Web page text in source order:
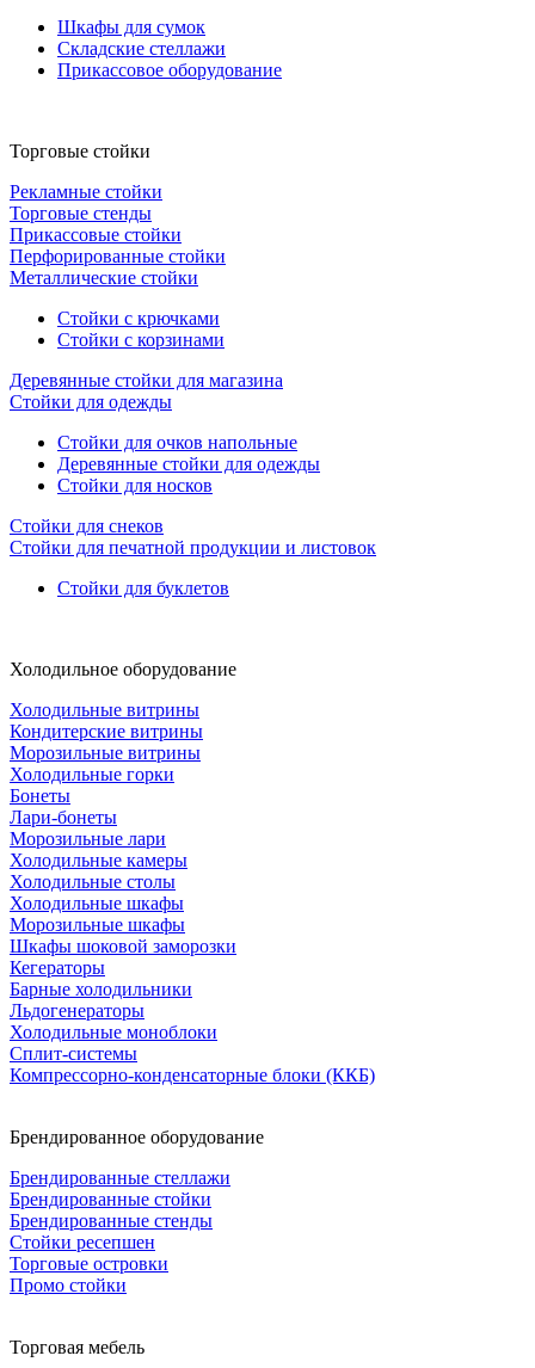
Шкафы для сумок
Складские стеллажи
Прикассовое оборудование
Торговые стойки
Рекламные стойки
Торговые стенды
Прикассовые стойки
Перфорированные стойки
Металлические стойки
Стойки с крючками
Стойки с корзинами
Деревянные стойки для магазина
Стойки для одежды
Стойки для очков напольные
Деревянные стойки для одежды
Стойки для носков
Стойки для снеков
Стойки для печатной продукции и листовок
Стойки для буклетов
Холодильное оборудование
Холодильные витрины
Кондитерские витрины
Морозильные витрины
Холодильные горки
Бонеты
Лари-бонеты
Морозильные лари
Холодильные камеры
Холодильные столы
Холодильные шкафы
Морозильные шкафы
Шкафы шоковой заморозки
Кегераторы
Барные холодильники
Льдогенераторы
Холодильные моноблоки
Сплит-системы
Компрессорно-конденсаторные блоки (ККБ)
Брендированное оборудование
Брендированные стеллажи
Брендированные стойки
Брендированные стенды
Стойки ресепшен
Торговые островки
Промо стойки
Торговая мебель